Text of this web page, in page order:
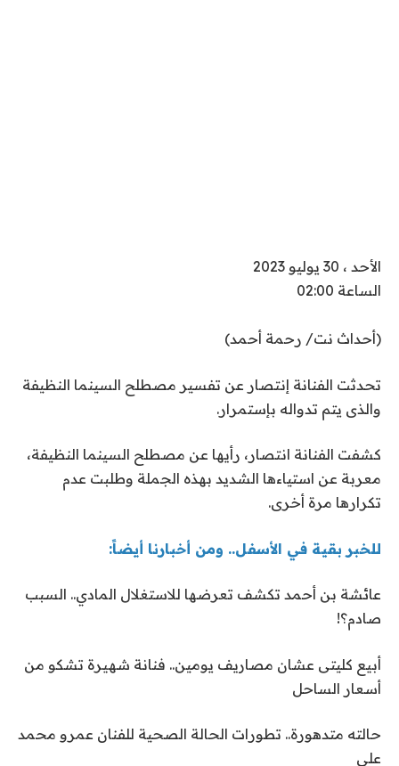
الأحد ، 30 يوليو 2023
الساعة 02:00
(أحداث نت/ رحمة أحمد)
تحدثت الفنانة إنتصار عن تفسير مصطلح السينما النظيفة
والذى يتم تدواله بإستمرار.
كشفت الفنانة انتصار، رأيها عن مصطلح السينما النظيفة،
معربة عن استياءها الشديد بهذه الجملة وطلبت عدم
تكرارها مرة أخرى.
للخبر بقية في الأسفل.. ومن أخبارنا أيضاً:
عائشة بن أحمد تكشف تعرضها للاستغلال المادي.. السبب
صادم؟!
أبيع كليتى عشان مصاريف يومين.. فنانة شهيرة تشكو من
أسعار الساحل
حالته متدهورة.. تطورات الحالة الصحية للفنان عمرو محمد
علي